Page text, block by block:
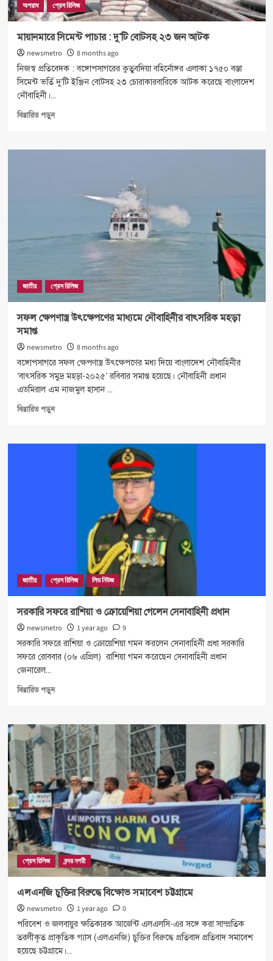
অপরাধ প্রেস রিলিজ
মায়ানমারে সিমেন্ট পাচার : দু’টি বোটসহ ২৩ জন আটক
newsmetro
8 months ago
নিজস্ব প্রতিবেদক : বঙ্গোপসাগরের কুতুবদিয়া বহির্নোঙ্গর এলাকা ১৭৫০ বস্তা
সিমেন্ট ভর্তি দু’টি ইঞ্জিন বোটসহ ২৩ চোরাকারবারিকে আটক করেছে বাংলাদেশ
নৌবাহিনী।...
বিস্তারিত পড়ুনRead
মায়ানমারে
জাতীয় প্রেস রিলিজ
সফল ক্ষেপণাস্ত্র উৎক্ষেপণের মাধ্যমে নৌবাহিনীর বাৎসরিক মহড়া
সমাপ্ত
newsmetro
8 months ago
বঙ্গোপসাগরে সফল ক্ষেপণাস্ত্র উৎক্ষেপণের মধ্য দিয়ে বাংলাদেশ নৌবাহিনীর
‘বাৎসরিক সমুদ্র মহড়া-২০২৫’ রবিবার সমাপ্ত হয়েছে। নৌবাহিনী প্রধান
এডমিরাল এম নাজমুল হাসান ...
বিস্তারিত পড়ুনRead
সফল
জাতীয় প্রেস রিলিজ লিড নিউজ
সরকারি সফরে রাশিয়া ও ক্রোয়েশিয়া গেলেন সেনাবাহিনী প্রধান
newsmetro 1 year ago
9
সরকারি সফরে রাশিয়া ও ক্রোয়েশিয়া গমন করলেন সেনাবাহিনী প্রধা সরকারি
সফরে রোববার (০৬ এপ্রিল) রাশিয়া গমন করেছেন সেনাবাহিনী প্রধান
জেনারেল...
বিস্তারিত পড়ুনRead
সরকারি
সফরে
রাশিয়া
ও
ক্রোয়েশিয়া
গেলেন
সেনাবাহিনী
প্রধান
প্রেস রিলিজ বন্দর নগরী
এলএনজি চুক্তির বিরুদ্ধে বিক্ষোভ সমাবেশ চট্টগ্রামে
newsmetro 1 year ago
0
পরিবেশ ও জলবায়ুর ক্ষতিকারক আর্জেন্ট এলএলসি-এর সঙ্গে করা সাম্প্রতিক
তরলীকৃত প্রাকৃতিক গ্যাস (এলএনজি) চুক্তির বিরুদ্ধে প্রতিবাদ প্রতিবাদ সমাবেশ
হয়েছে চট্টগ্রামে।...